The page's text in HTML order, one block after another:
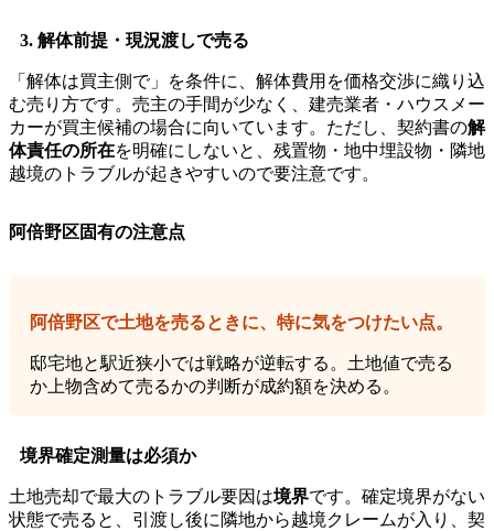
3. 解体前提・現況渡しで売る
「解体は買主側で」を条件に、解体費用を価格交渉に織り込
む売り方です。売主の手間が少なく、建売業者・ハウスメー
カーが買主候補の場合に向いています。ただし、契約書の解
体責任の所在を明確にしないと、残置物・地中埋設物・隣地
越境のトラブルが起きやすいので要注意です。
阿倍野区固有の注意点
阿倍野区で土地を売るときに、特に気をつけたい点。
邸宅地と駅近狭小では戦略が逆転する。土地値で売る
か上物含めて売るかの判断が成約額を決める。
境界確定測量は必須か
土地売却で最大のトラブル要因は境界です。確定境界がない
状態で売ると、引渡し後に隣地から越境クレームが入り、契